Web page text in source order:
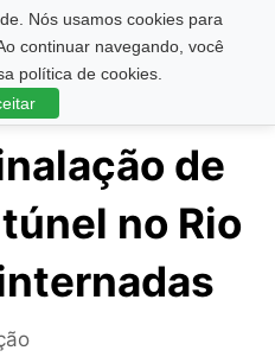
Nós usamos cookies para
continuar navegando, você
política de cookies.
de
no Rio